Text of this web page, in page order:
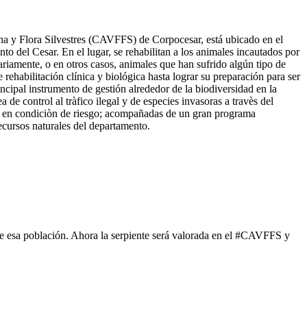
Flora Silvestres (CAVFFS) de Corpocesar, está ubicado en el
del Cesar. En el lugar, se rehabilitan a los animales incautados por
o en otros casos, animales que han sufrido algún tipo de
clínica y biológica hasta lograr su preparación para ser
instrumento de gestión alrededor de la biodiversidad en la
control al tràfico ilegal y de especies invasoras a travès del
condiciòn de riesgo; acompañadas de un gran programa
naturales del departamento.
población. Ahora la serpiente será valorada en el #CAVFFS y